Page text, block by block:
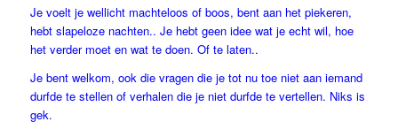
Je voelt je wellicht machteloos of boos, bent aan het piekeren,
hebt slapeloze nachten.. Je hebt geen idee wat je echt wil, hoe
het verder moet en wat te doen. Of te laten..
Je bent welkom, ook die vragen die je tot nu toe niet aan iemand
durfde te stellen of verhalen die je niet durfde te vertellen. Niks is
gek.